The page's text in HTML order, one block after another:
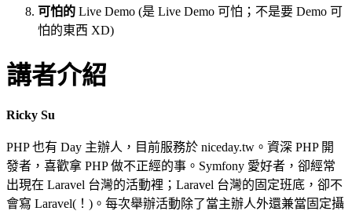
可怕的 Live Demo (是 Live Demo 可怕；不是要 Demo 可
怕的東西 XD)
講者介紹
Ricky Su
PHP 也有 Day 主辦人，目前服務於 niceday.tw。資深 PHP 開
發者，喜歡拿 PHP 做不正經的事。Symfony 愛好者，卻經常
出現在 Laravel 台灣的活動裡；Laravel 台灣的固定班底，卻不
會寫 Laravel(！)。每次舉辦活動除了當主辦人外還兼當固定攝